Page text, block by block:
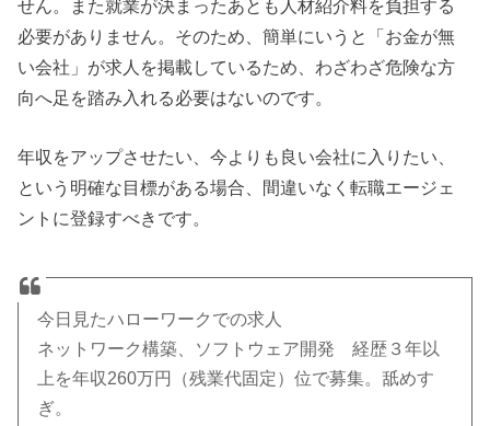
せん。また就業が決まったあとも人材紹介料を負担する
必要がありません。そのため、簡単にいうと「お金が無
い会社」が求人を掲載しているため、わざわざ危険な方
向へ足を踏み入れる必要はないのです。
年収をアップさせたい、今よりも良い会社に入りたい、
という明確な目標がある場合、間違いなく転職エージェ
ントに登録すべきです。
今日見たハローワークでの求人
ネットワーク構築、ソフトウェア開発 経歴３年以
上を年収260万円（残業代固定）位で募集。舐めす
ぎ。